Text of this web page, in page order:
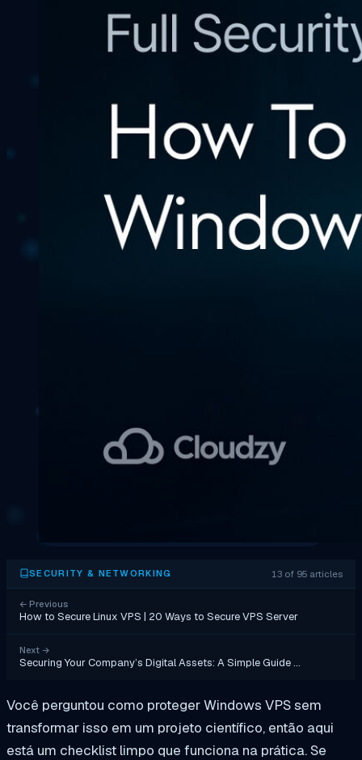
SECURITY & NETWORKING 13 of 95 articles
← Previous
How to Secure Linux VPS | 20 Ways to Secure VPS Server
Next →
Securing Your Company’s Digital Assets: A Simple Guide …
Você perguntou como proteger Windows VPS sem
transformar isso em um projeto científico, então aqui
está um checklist limpo que funciona na prática. Se